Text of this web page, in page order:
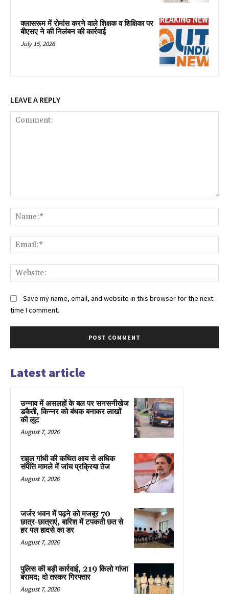
क्लासरूम में रोमांस करने वाले शिक्षक व शिक्षिका पर
बीएसए ने की निलंबन की कार्रवाई
July 15, 2026
LEAVE A REPLY
Save my name, email, and website in this browser for the next
time I comment.
Latest article
उन्नाव में असलहों के बल पर सनसनीखेज
डकैती, किन्नर को बंधक बनाकर लाखों
की लूट
August 7, 2026
राहुल गांधी की कथित आय से अधिक
संपत्ति मामले में जांच प्रक्रिया तेज
August 7, 2026
जर्जर भवन में पढ़ने को मजबूर 70
छात्र-छात्राएं, बारिश में टपकती छत से
हर पल हादसे का डर
August 7, 2026
पुलिस की बड़ी कार्रवाई, 219 किलो गांजा
बरामद; दो तस्कर गिरफ्तार
August 7, 2026